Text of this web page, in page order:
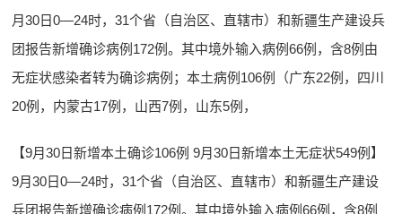
月30日0—24时，31个省（自治区、直辖市）和新疆生产建设兵
团报告新增确诊病例172例。其中境外输入病例66例，含8例由
无症状感染者转为确诊病例；本土病例106例（广东22例，四川
20例，内蒙古17例，山西7例，山东5例，
【9月30日新增本土确诊106例 9月30日新增本土无症状549例】
9月30日0—24时，31个省（自治区、直辖市）和新疆生产建设
兵团报告新增确诊病例172例。其中境外输入病例66例，含8例